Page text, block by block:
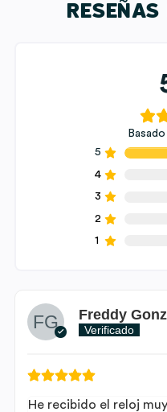
RESEÑAS
5
4
3
2
1
Freddy
Verificado
He recibido el reloj